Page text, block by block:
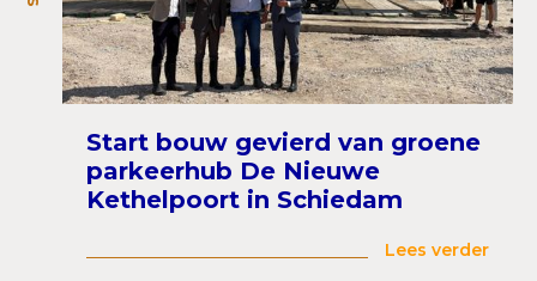
Start bouw gevierd van groene
parkeerhub De Nieuwe
Kethelpoort in Schiedam
Lees verder